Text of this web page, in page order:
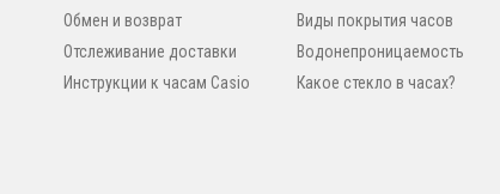
Обмен и возврат
Отслеживание доставки
Инструкции к часам Casio
Виды покрытия часов
Водонепроницаемость
Какое стекло в часах?